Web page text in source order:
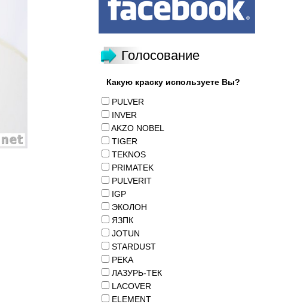
Голосование
Какую краску используете Вы?
PULVER
INVER
AKZO NOBEL
TIGER
TEKNOS
PRIMATEK
PULVERIT
IGP
ЭКОЛОН
ЯЗПК
JOTUN
STARDUST
PEKA
ЛАЗУРЬ-ТЕК
LACOVER
ELEMENT